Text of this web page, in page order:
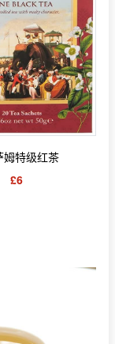
姆特级红茶
£6